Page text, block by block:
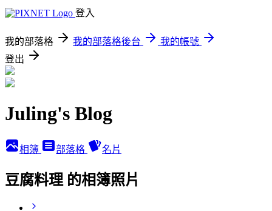
登入
我的部落格 我的部落格後台
我的帳號
登出
Juling's Blog
相簿 部落格 名片
豆腐料理 的相簿照片